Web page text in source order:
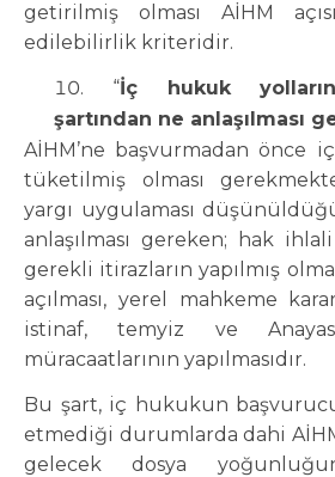
getirilmiş olması AİHM
edilebilirlik kriteridir.
“İç hukuk
şartından ne anlaşılması
AİHM’ne başvurmadan önce
tüketilmiş olması
yargı uygulaması
anlaşılması gereken; hak
gerekli itirazların yapılmış
açılması, yerel mahkeme
istinaf, temyiz ve
müracaatlarının yapılmasıdır.
Bu şart, iç hukukun
etmediği durumlarda dahi
gelecek dosya